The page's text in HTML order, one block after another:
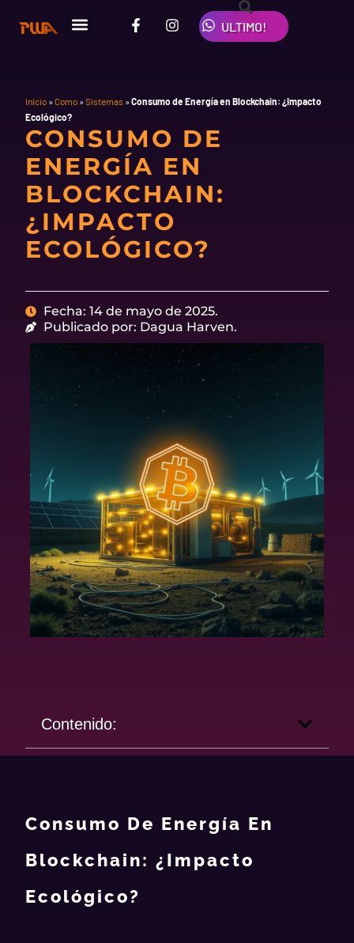
contenido
ULTIMO!
F
a
o
-
f
I
n
r
W
h
a
p
Inicio »Como »Sistemas »Consumo de Energía en Blockchain: ¿Impacto
Ecológico?
CONSUMO DE
ENERGÍA EN
BLOCKCHAIN:
¿IMPACTO
ECOLÓGICO?
Fecha: 14 de mayo de 2025.
Publicado por: Dagua Harven.
Consumo De Energía En
Blockchain: ¿Impacto
Ecológico?
Contenido: